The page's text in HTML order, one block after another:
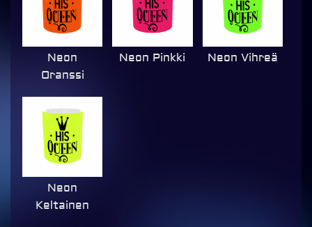
Neon
Oranssi
Neon Pinkki Neon Vihreä
Neon
Keltainen
useita
värejä
määrä